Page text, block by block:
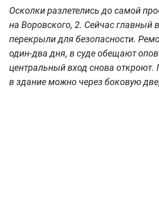
Осколки разлетелись до самой
на Воровского, 2. Сейчас главный
перекрыли для безопасности.
один-два дня, в суде обещают
центральный вход снова откроют.
в здание можно через боковую